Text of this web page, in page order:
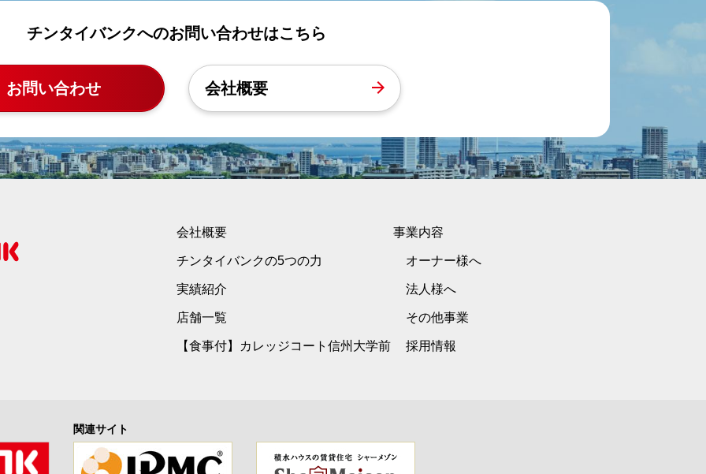
チンタイバンクへのお問い合わせはこちら
お問い合わせ 会社概要
会社概要 事業内容
オーナー様へ
法人様へ
その他事業
採用情報
チンタイバンクの5つの力
実績紹介
店舗一覧
【食事付】カレッジコート信州大学前
関連サイト